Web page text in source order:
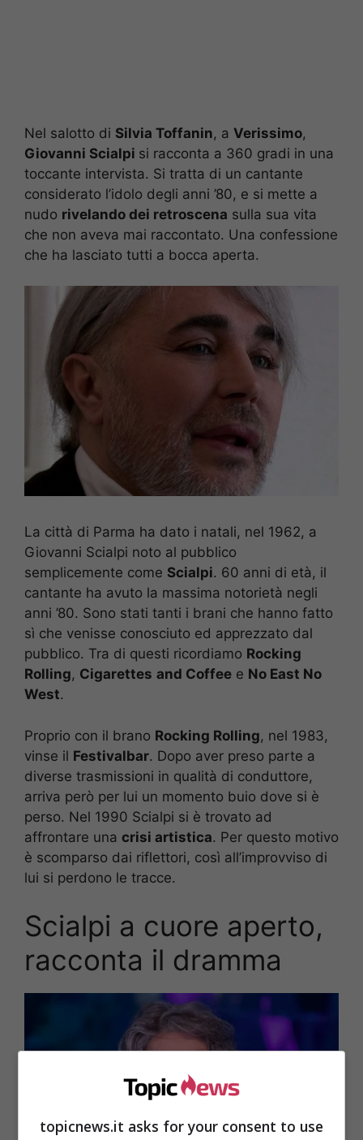
Nel salotto di Silvia Toffanin, a Verissimo,
Giovanni Scialpi si racconta a 360 gradi in una
toccante intervista. Si tratta di un cantante
considerato l’idolo degli anni ’80, e si mette a
nudo rivelando dei retroscena sulla sua vita
che non aveva mai raccontato. Una confessione
che ha lasciato tutti a bocca aperta.
La città di Parma ha dato i natali, nel 1962, a
Giovanni Scialpi noto al pubblico
semplicemente come Scialpi. 60 anni di età, il
cantante ha avuto la massima notorietà negli
anni ’80. Sono stati tanti i brani che hanno fatto
sì che venisse conosciuto ed apprezzato dal
pubblico. Tra di questi ricordiamo Rocking
Rolling, Cigarettes and Coffee e No East No
West.
Proprio con il brano Rocking Rolling, nel 1983,
vinse il Festivalbar. Dopo aver preso parte a
diverse trasmissioni in qualità di conduttore,
arriva però per lui un momento buio dove si è
perso. Nel 1990 Scialpi si è trovato ad
affrontare una crisi artistica. Per questo motivo
è scomparso dai riflettori, così all’improvviso di
lui si perdono le tracce.
Scialpi a cuore aperto,
racconta il dramma
topicnews.it asks for your consent to use